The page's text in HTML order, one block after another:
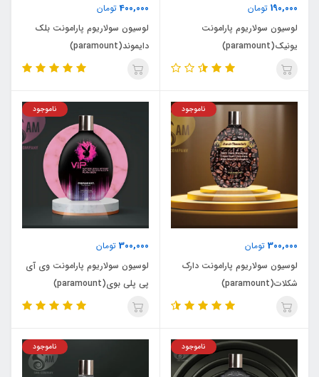
190,000 تومان
لوسیون سولاریوم پارامونت
یونیک(paramount)
400,000تومان
لوسیون سولاریوم پارامونت بلک
دایموند(paramount)
300,000 تومان
ناموجود
لوسیون سولاریوم پارامونت دارک
شکلات(paramount)
300,000 تومان
ناموجود
لوسیون سولاریوم پارامونت وی آی
پی پلی بوی(paramount)
ناموجود ناموجود